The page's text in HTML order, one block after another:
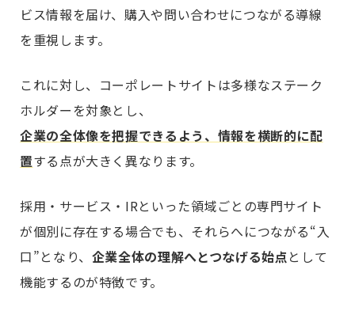
ビス情報を届け、購入や問い合わせにつながる導線
を重視します。
これに対し、コーポレートサイトは多様なステーク
ホルダーを対象とし、
企業の全体像を把握できるよう、情報を横断的に配
置する点が大きく異なります。
採用・サービス・IRといった領域ごとの専門サイト
が個別に存在する場合でも、それらへにつながる“入
口”となり、 企業全体の理解へとつなげる始点 として
機能するのが特徴です。